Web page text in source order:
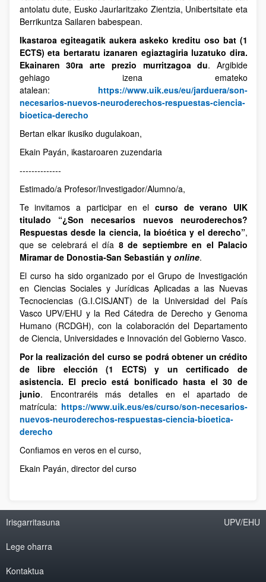
antolatu dute, Eusko Jaurlaritzako Zientzia, Unibertsitate eta
Berrikuntza Sailaren babespean.
Ikastaroa egiteagatik aukera askeko kreditu oso bat (1
ECTS) eta bertaratu izanaren egiaztagiria luzatuko dira.
Ekainaren 30ra arte prezio murritzagoa du. Argibide
gehiago izena emateko
atalean: https://www.uik.eus/eu/jarduera/son-
necesarios-nuevos-neuroderechos-respuestas-ciencia-
bioetica-derecho
Bertan elkar ikusiko dugulakoan,
Ekain Payán, ikastaroaren zuzendaria
--------------
Estimado/a Profesor/Investigador/Alumno/a,
Te invitamos a participar en el curso de verano UIK
titulado “¿Son necesarios nuevos neuroderechos?
Respuestas desde la ciencia, la bioética y el derecho”,
que se celebrará el día 8 de septiembre en el Palacio
Miramar de Donostia-San Sebastián y online.
El curso ha sido organizado por el Grupo de Investigación
en Ciencias Sociales y Jurídicas Aplicadas a las Nuevas
Tecnociencias (G.I.CISJANT) de la Universidad del País
Vasco UPV/EHU y la Red Cátedra de Derecho y Genoma
Humano (RCDGH), con la colaboración del Departamento
de Ciencia, Universidades e Innovación del Gobierno Vasco.
Por la realización del curso se podrá obtener un crédito
de libre elección (1 ECTS) y un certificado de
asistencia. El precio está bonificado hasta el 30 de
junio. Encontraréis más detalles en el apartado de
matrícula: https://www.uik.eus/es/curso/son-necesarios-
nuevos-neuroderechos-respuestas-ciencia-bioetica-
derecho
Confiamos en veros en el curso,
Ekain Payán, director del curso
Irisgarritasuna
Lege oharra
Kontaktua
UPV/EHU